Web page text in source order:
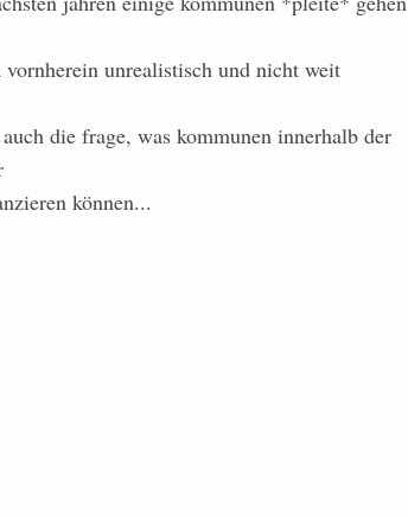
unrealistisch und nicht weit
die frage, was kommunen innerhalb der
können...